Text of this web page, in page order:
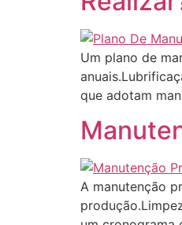
Um plano de
que adotam
A manutenção